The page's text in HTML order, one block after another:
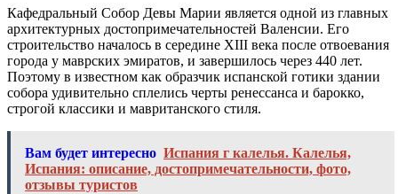
Кафедральный Собор Девы Марии является одной из главных
архитектурных достопримечательностей Валенсии. Его
строительство началось в середине XIII века после отвоевания
города у маврских эмиратов, и завершилось через 440 лет.
Поэтому в известном как образчик испанской готики здании
собора удивительно сплелись черты ренессанса и барокко,
строгой классики и мавританского стиля.
Вам будет интересно Испания г калелья. Калелья,
Испания: описание, достопримечательности, фото,
отзывы туристов